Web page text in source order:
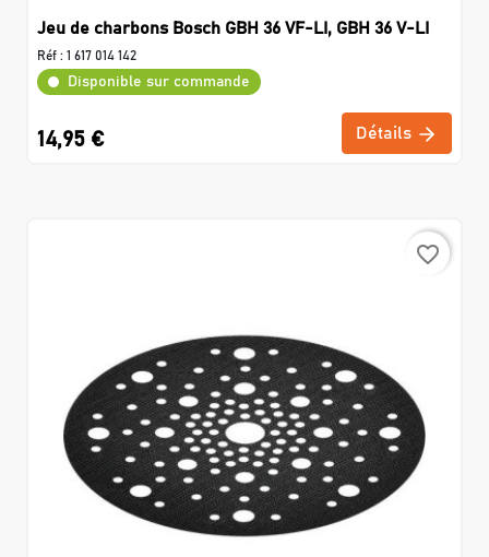
Jeu de charbons Bosch GBH 36 VF-LI, GBH 36 V-LI
Réf : 1 617 014 142
Disponible sur commande
14,95 € Détails
favorite_border